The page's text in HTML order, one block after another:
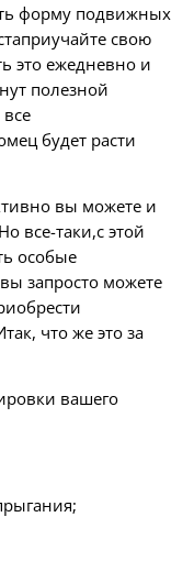
форму подвижных
свою
это ежедневно и
полезной
будет расти
вы можете и
все-таки,с этой
особые
запросто можете
что же это за
вашего